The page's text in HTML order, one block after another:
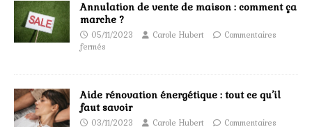
Annulation de vente de maison : comment ça
marche ?
05/11/2023 Carole Hubert
Commentaires
fermés
Aide rénovation énergétique : tout ce qu’il
faut savoir
03/11/2023 Carole Hubert
Commentaires